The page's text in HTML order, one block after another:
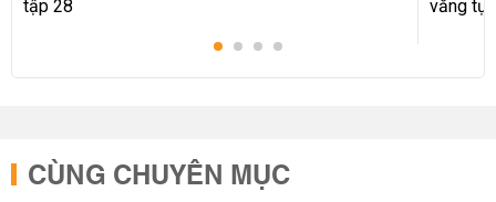
CÙNG CHUYÊN MỤC